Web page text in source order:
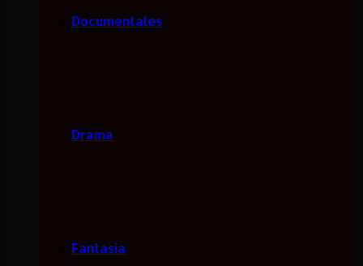
Documentales
Drama
Fantasía